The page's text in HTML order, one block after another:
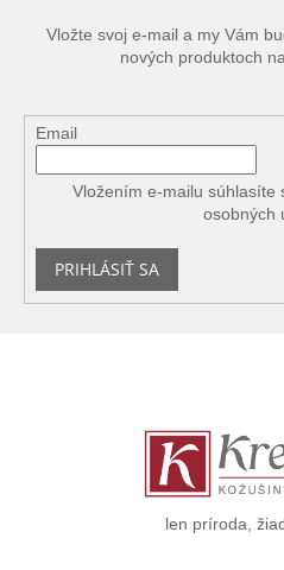
Vložte svoj e-mail a my Vám
nových produktoch
Email
Vložením e-mailu súhlasíte
osobných
PRIHLÁSIŤ SA
len príroda,